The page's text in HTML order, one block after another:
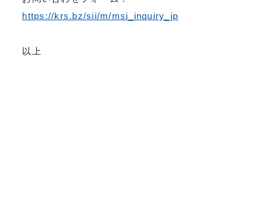
https://krs.bz/sii/m/msi_inquiry_jp
以上